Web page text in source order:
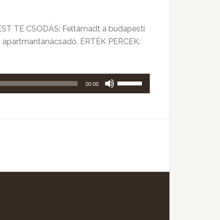
TE CSODÁS: Feltámadt a budapesti
ÉRTÉK PERCEK:
00:00
hangerő
illetőleg